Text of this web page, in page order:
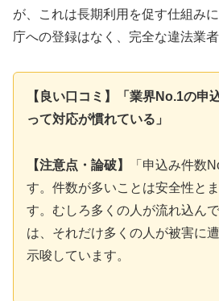
が、これは長期利用を促す仕組み
庁への登録はなく、完全な違法業者
【良い口コミ】「業界No.1の申
って対応が慣れている」
【注意点・論破】
「申込み件数
す。件数が多いことは安全性と
す。むしろ多くの人が流れ込ん
は、それだけ多くの人が被害に
示唆しています。